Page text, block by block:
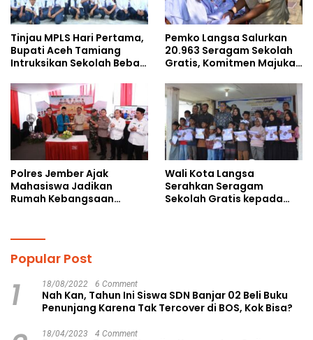
Tinjau MPLS Hari Pertama,
Bupati Aceh Tamiang
Intruksikan Sekolah Bebas
Pemko Langsa Salurkan
20.963 Seragam Sekolah
Gratis, Komitmen Majukan
Polres Jember Ajak
Mahasiswa Jadikan
Rumah Kebangsaan
Wali Kota Langsa
Serahkan Seragam
Sekolah Gratis kepada
Popular Post
1 18/08/2022 6 Comment
Nah Kan, Tahun Ini Siswa SDN Banjar 02 Beli Buku
Penunjang Karena Tak Tercover di BOS, Kok Bisa?
18/04/2023 4 Comment